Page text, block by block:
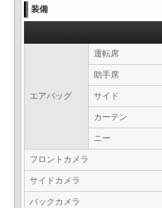
装備
エアバッグ
運転席
助手席
サイド
カーテン
ニー
フロントカメラ
サイドカメラ
バックカメラ